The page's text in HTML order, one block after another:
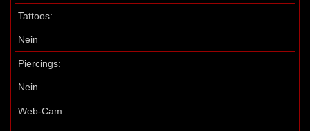
Tattoos:
Nein
Piercings:
Nein
Web-Cam: